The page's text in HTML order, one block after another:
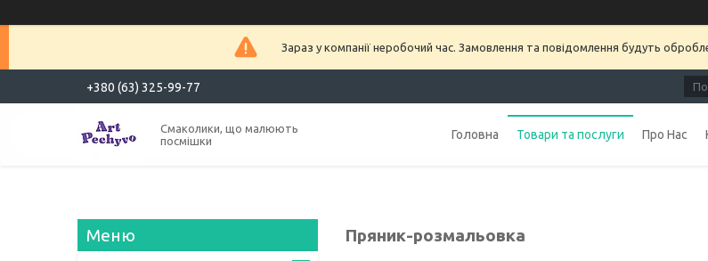
Зараз у компанії неробочий час. Замовлення та повідомлення будуть
+380 (63) 325-99-77
Смаколики, що малюють
посмішки
Головна Товари та послуги Про Нас
Пряник-розмальовка